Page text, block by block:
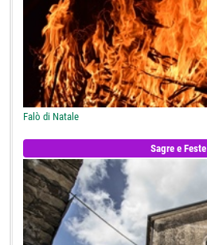
Falò di Natale
Sagre e Feste